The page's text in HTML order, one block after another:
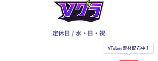
定休日 / 水・日・祝